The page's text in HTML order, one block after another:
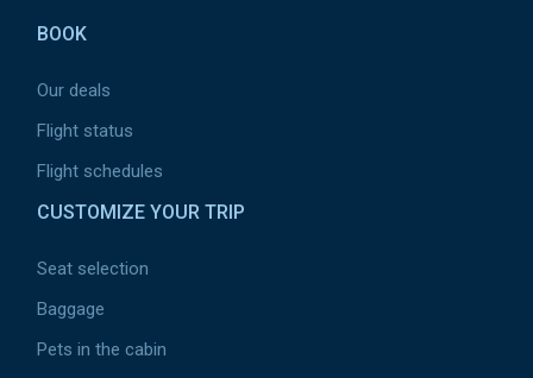
BOOK
Our deals
Flight status
Flight schedules
CUSTOMIZE YOUR TRIP
Seat selection
Baggage
Pets in the cabin